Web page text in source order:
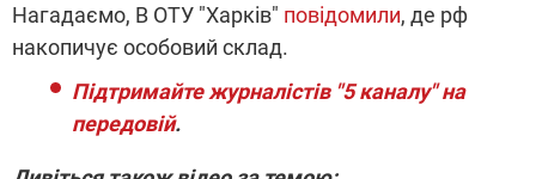
Нагадаємо, В ОТУ "Харків" повідомили, де рф
накопичує особовий склад.
Підтримайте журналістів "5 каналу" на
передовій.